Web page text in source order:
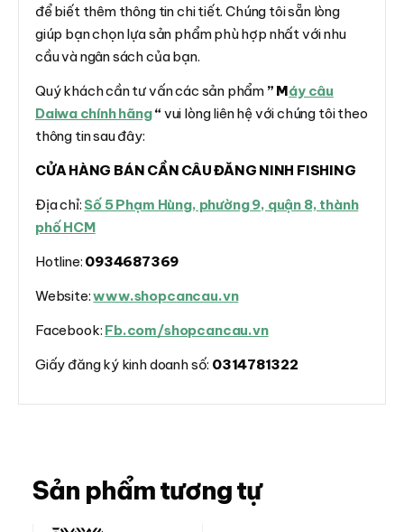
để biết thêm thông tin chi tiết. Chúng tôi sẵn lòng
giúp bạn chọn lựa sản phẩm phù hợp nhất với nhu
cầu và ngân sách của bạn.
Quý khách cần tư vấn các sản phẩm ” Máy câu
Daiwa chính hãng“ vui lòng liên hệ với chúng tôi theo
thông tin sau đây:
CỬA HÀNG BÁN CẦN CÂU ĐĂNG NINH FISHING
Địa chỉ: Số 5 Phạm Hùng, phường 9, quận 8, thành
phố HCM
Hotline: 0934687369
Website:www.shopcancau.vn
Facebook: Fb.com/shopcancau.vn
Giấy đăng ký kinh doanh số: 0314781322
Sản phẩm tương tự